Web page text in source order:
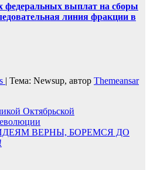
федеральных выплат на сборы
линия фракции в
| Тема: Newsup, автор Themeansar
Октябрьской
ВЕРНЫ, БОРЕМСЯ ДО